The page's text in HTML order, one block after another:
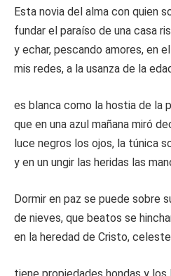
Esta novia del alma con quien
fundar el paraíso de una casa
y echar, pescando amores, en
mis redes, a la usanza de la
es blanca como la hostia de la
que en una azul mañana miró
luce negros los ojos, la túnica
y en un ungir las heridas las
Dormir en paz se puede sobre
de nieves, que beatos se
en la heredad de Cristo,